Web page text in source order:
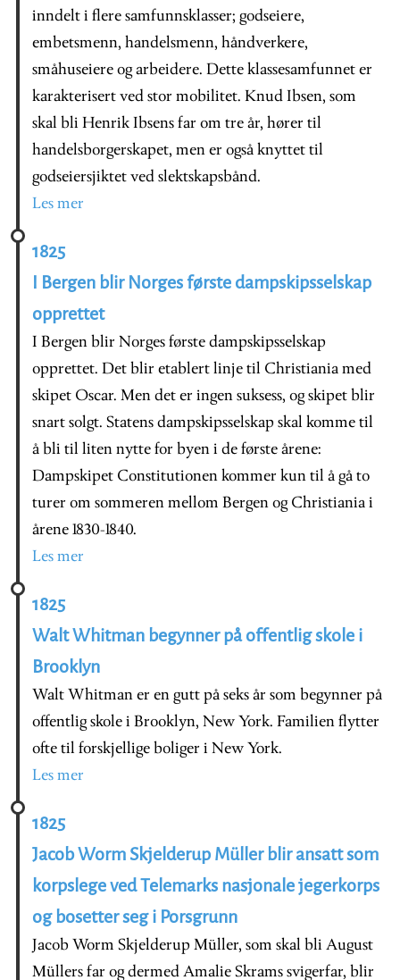
inndelt i flere samfunnsklasser; godseiere,
embetsmenn, handelsmenn, håndverkere,
småhuseiere og arbeidere. Dette klassesamfunnet er
karakterisert ved stor mobilitet. Knud Ibsen, som
skal bli Henrik Ibsens far om tre år, hører til
handelsborgerskapet, men er også knyttet til
godseiersjiktet ved slektskapsbånd.
Les mer
1825
I Bergen blir Norges første dampskipsselskap
opprettet
I Bergen blir Norges første dampskipsselskap
opprettet. Det blir etablert linje til Christiania med
skipet Oscar. Men det er ingen suksess, og skipet blir
snart solgt. Statens dampskipsselskap skal komme til
å bli til liten nytte for byen i de første årene:
Dampskipet Constitutionen kommer kun til å gå to
turer om sommeren mellom Bergen og Christiania i
årene 1830-1840.
Les mer
1825
Walt Whitman begynner på offentlig skole i
Brooklyn
Walt Whitman er en gutt på seks år som begynner på
offentlig skole i Brooklyn, New York. Familien flytter
ofte til forskjellige boliger i New York.
Les mer
1825
Jacob Worm Skjelderup Müller blir ansatt som
korpslege ved Telemarks nasjonale jegerkorps
og bosetter seg i Porsgrunn
Jacob Worm Skjelderup Müller, som skal bli August
Müllers far og dermed Amalie Skrams svigerfar, blir